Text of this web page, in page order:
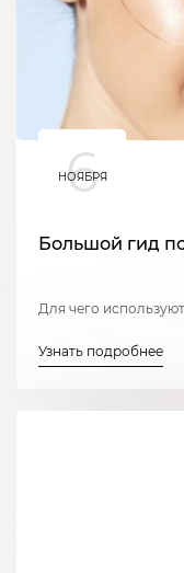
6
НОЯБРЯ
Большой гид
Для чего
Узнать подробнее